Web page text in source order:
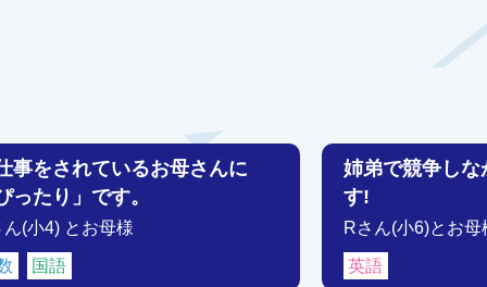
事をされているお母さんに
ったり」です。
ん(小4) とお母様
国語
姉弟で競争し
す!
Rさん(小6)とお母
英語